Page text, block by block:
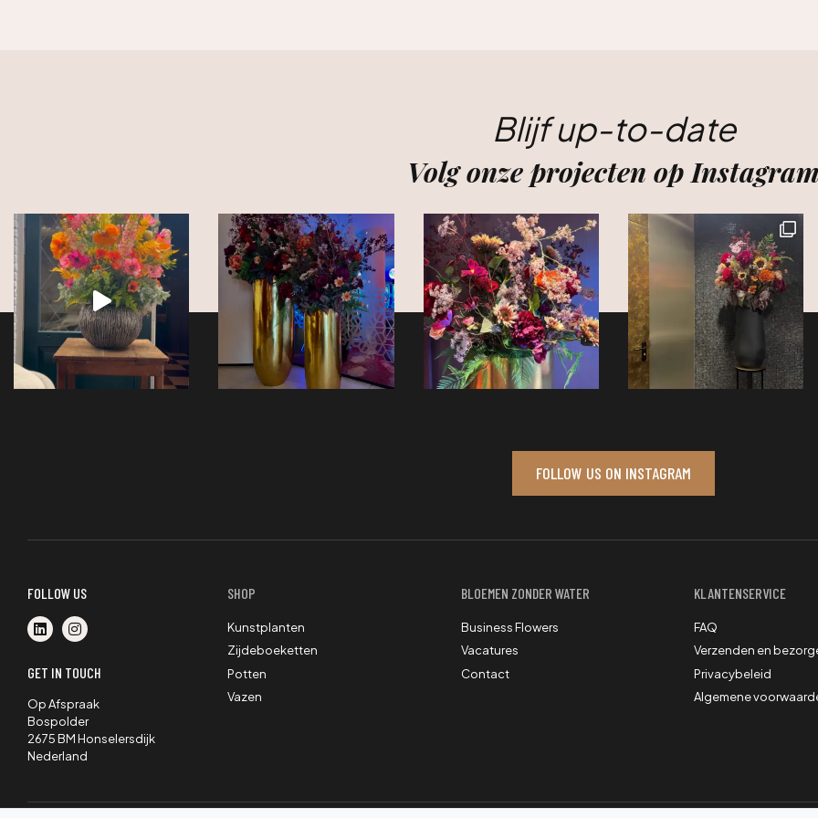
Blijf up-to-date
Volg onze projecten op
FOLLOW US ON INSTAGRAM
FOLLOW US
GET IN TOUCH
Op Afspraak
Bospolder
2675 BM Honselersdijk
Nederland
SHOP
Kunstplanten
Zijdeboeketten
Potten
Vazen
BLOEMEN ZONDER WATER
Business Flowers
Vacatures
Contact
KLANTENSERVICE
FAQ
Verzenden en
Privacybeleid
Algemene